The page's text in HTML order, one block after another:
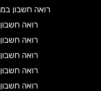
רואה חשבון במרכז
רואה חשבון
רואה חשבון
רואה חשבון
רואה חשבון
רואה חשבון